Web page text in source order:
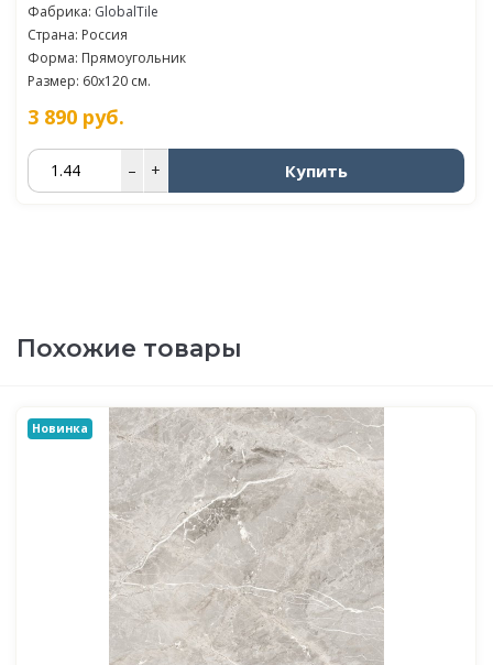
Фабрика: GlobalTile
Страна: Россия
Форма: Прямоугольник
Размер: 60x120 см.
3 890 руб.
– + Купить
Похожие товары
Новинка